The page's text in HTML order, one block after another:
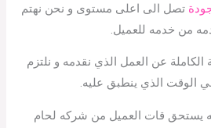
تصل الى اعلى مستوى و نحن نهتم
من خدمه للعميل.
عن العمل الذي نقدمه و نلتزم
الوقت الذي ينطبق عليه.
يستحق قات العميل من شركه لحام